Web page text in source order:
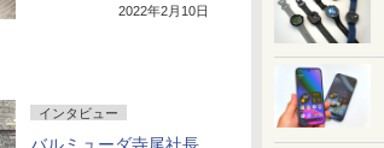
2022年2月10日
インタビュー